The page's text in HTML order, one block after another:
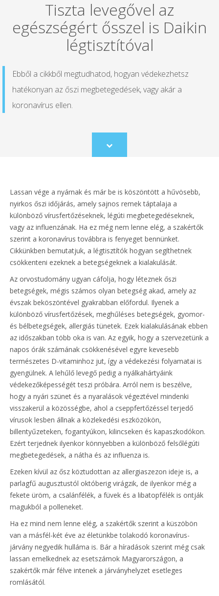
Tiszta levegővel az
egészségért ősszel is Daikin
légtisztítóval
Ebből a cikkből megtudhatod, hogyan védekezhetsz
hatékonyan az őszi megbetegedések, vagy akár a
koronavírus ellen.
Scroll
to
Lassan vége a nyárnak és már be is köszöntött a hűvösebb,
nyirkos őszi időjárás, amely sajnos remek táptalaja a
különböző vírusfertőzéseknek, légúti megbetegedéseknek,
vagy az influenzának. Ha ez még nem lenne elég, a szakértők
szerint a koronavírus továbbra is fenyeget bennünket.
Cikkünkben bemutatjuk, a légtisztítók hogyan segíthetnek
csökkenteni ezeknek a betegségeknek a kialakulását.
Az orvostudomány ugyan cáfolja, hogy léteznek őszi
betegségek, mégis számos olyan betegség akad, amely az
évszak beköszöntével gyakrabban előfordul. Ilyenek a
különböző vírusfertőzések, meghűléses betegségek, gyomor-
és bélbetegségek, allergiás tünetek. Ezek kialakulásának ebben
az időszakban több oka is van. Az egyik, hogy a szervezetünk a
napos órák számának csökkenésével egyre kevesebb
természetes D-vitaminhoz jut, így a védekezési folyamatai is
gyengülnek. A lehűlő levegő pedig a nyálkahártyáink
védekezőképességét teszi próbára. Arról nem is beszélve,
hogy a nyári szünet és a nyaralások végeztével mindenki
visszakerül a közösségbe, ahol a cseppfertőzéssel terjedő
vírusok lesben állnak a közlekedési eszközökön,
billentyűzeteken, fogantyúkon, kilincseken és kapaszkodókon.
Ezért terjednek ilyenkor könnyebben a különböző felsőlégúti
megbetegedések, a nátha és az influenza is.
Ezeken kívül az ősz köztudottan az allergiaszezon ideje is, a
parlagfű augusztustól októberig virágzik, de ilyenkor még a
fekete üröm, a csalánfélék, a füvek és a libatopfélék is ontják
magukból a polleneket.
Ha ez mind nem lenne elég, a szakértők szerint a küszöbön
van a másfél-két éve az életünkbe tolakodó koronavírus-
járvány negyedik hulláma is. Bár a híradások szerint még csak
lassan emelkednek az esetszámok Magyarországon, a
szakértők már félve intenek a járványhelyzet esetleges
romlásától.